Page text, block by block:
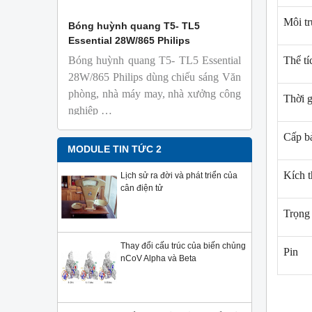
Bóng huỳnh quang T5- TL5
Essential 28W/865 Philips
Bóng huỳnh quang T5- TL5 Essential
28W/865 Philips dùng chiếu sáng Văn
phòng, nhà máy may, nhà xưởng công
nghiệp …
Bóng
TL-D
Với độ
Sản
MODULE TIN TỨC 2
Lịch sử ra đời và phát triển của
cân điện tử
Thay đổi cấu trúc của biến chủng
nCoV Alpha và Beta
Môi
Thể
Thời
Cấp
Kích
Pin